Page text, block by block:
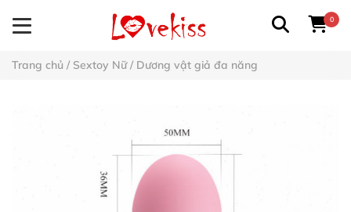
0
Trang chủ / Sextoy Nữ/ Dương vật giả đa năng